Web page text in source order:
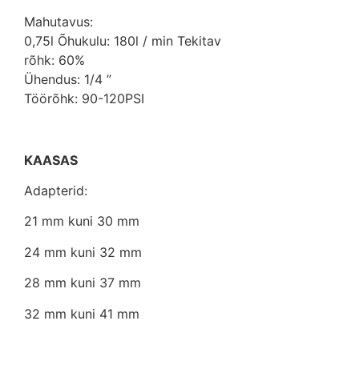
Mahutavus:
0,75l Õhukulu: 180l / min Tekitav
rõhk: 60%
Ühendus: 1/4 ”
Töörõhk: 90-120PSI
KAASAS
Adapterid:
21 mm kuni 30 mm
24 mm kuni 32 mm
28 mm kuni 37 mm
32 mm kuni 41 mm